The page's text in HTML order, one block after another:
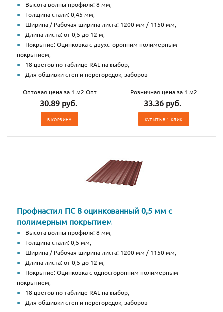
Высота волны профиля: 8 мм,
Толщина стали: 0,45 мм,
Ширина / Рабочая ширина листа: 1200 мм / 1150 мм,
Длина листа: от 0,5 до 12 м,
Покрытие: Оцинковка с двухсторонним полимерным
покрытием,
18 цветов по таблице RAL на выбор,
Для обшивки стен и перегородок, заборов
Оптовая цена за 1 м2 Опт
30.89 руб.
В КОРЗИНУ
Розничная цена за 1 м2
33.36 руб.
КУПИТЬ В 1 КЛИК
Профнастил ПС 8 оцинкованный 0,5 мм с
полимерным покрытием
Высота волны профиля: 8 мм,
Толщина стали: 0,5 мм,
Ширина / Рабочая ширина листа: 1200 мм / 1150 мм,
Длина листа: от 0,5 до 12 м,
Покрытие: Оцинковка с односторонним полимерным
покрытием,
18 цветов по таблице RAL на выбор,
Для обшивки стен и перегородок, заборов